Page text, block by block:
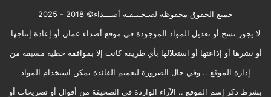
جميع الحقوق محفوظة لصـحـيـفـة أصـــداء© 2018 - 2025
لا يجوز نسخ أو تعديل المواد الموجودة في موقع أصداء عمان أو إعادة إنتاجها
أو نشرها أو إذاعتها أو استغلالها بأي طريقة كانت إلا بموافقة خطية مسبقة من
إدارة الموقع .. وفي حال الضرورة لتعميم الفائدة يمكن استخدام المواد
بشرط ذكر إسم الموقع .. الآراء الواردة في الصحيفة من أقوال أو تصريحات أو